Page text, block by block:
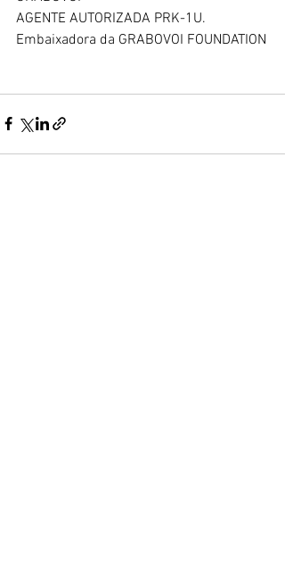
AGENTE AUTORIZADA PRK-1U.
Embaixadora da GRABOVOI FOUNDATION